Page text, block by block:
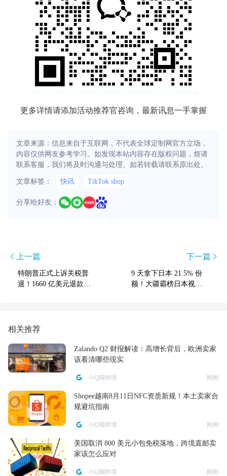
更多详情请添加活动推荐官咨询，最新讯息一手掌握
文章来源：信息来自于互联网，不代表全球定制网官方立场，
内容仅供网友参考学习。如发现本站内容存在版权问题，烦请
联系客服，我们将及时沟通与处理。如若转载请联系原出处。
文章标签： 快讯 TikTok shop
分享给好友：
上一篇
特朗普正式上诉关税普
退！1660 亿美元退款全
下一篇
9 天拿下日本 21.5% 份
额！大疆霸榜日本视频
相关推荐
Zalando Q2 财报解读：高增长背后，欧洲卖家
该看清哪些现实
小Q聊跨境 刚刚
Shopee越南8月11日NFC资质新规！本土卖家合
规避坑指南
小Q聊跨境 刚刚
美国取消 800 美元小包免税落地，跨境直邮卖
家该怎么应对
小Q聊跨境 刚刚